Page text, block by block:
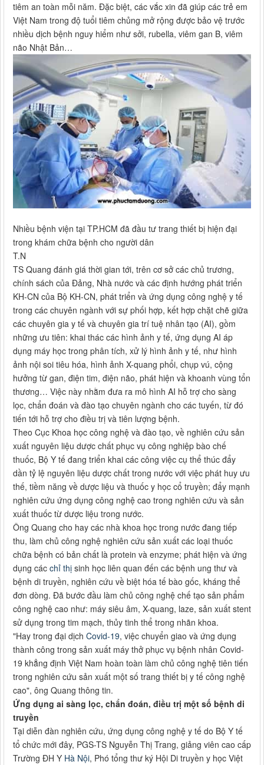
tiêm an toàn mỗi năm. Đặc biệt, các vắc xin đã giúp các trẻ em
Việt Nam trong độ tuổi tiêm chủng mở rộng được bảo vệ trước
nhiều dịch bệnh nguy hiểm như sởi, rubella, viêm gan B, viêm
não Nhật Bản…
Nhiều bệnh viện tại TP.HCM đã đầu tư trang thiết bị hiện đại
trong khám chữa bệnh cho người dân
T.N
TS Quang đánh giá thời gian tới, trên cơ sở các chủ trương,
chính sách của Đảng, Nhà nước và các định hướng phát triển
KH-CN của Bộ KH-CN, phát triển và ứng dụng công nghệ y tế
trong các chuyên ngành với sự phối hợp, kết hợp chặt chẽ giữa
các chuyên gia y tế và chuyên gia trí tuệ nhân tạo (AI), gồm
những ưu tiên: khai thác các hình ảnh y tế, ứng dụng AI áp
dụng máy học trong phân tích, xử lý hình ảnh y tế, như hình
ảnh nội soi tiêu hóa, hình ảnh X-quang phổi, chụp vú, cộng
hưởng từ gan, điện tim, điện não, phát hiện và khoanh vùng tổn
thương… Việc này nhằm đưa ra mô hình AI hỗ trợ cho sàng
lọc, chẩn đoán và đào tạo chuyên ngành cho các tuyến, từ đó
tiến tới hỗ trợ cho điều trị và tiên lượng bệnh.
Theo Cục Khoa học công nghệ và đào tạo, về nghiên cứu sản
xuất nguyên liệu dược chất phục vụ công nghiệp bào chế
thuốc, Bộ Y tế đang triển khai các công việc cụ thể thúc đẩy
dần tỷ lệ nguyên liệu dược chất trong nước với việc phát huy ưu
thế, tiềm năng về dược liệu và thuốc y học cổ truyền; đẩy mạnh
nghiên cứu ứng dụng công nghệ cao trong nghiên cứu và sản
xuất thuốc từ dược liệu trong nước.
Ông Quang cho hay các nhà khoa học trong nước đang tiếp
thu, làm chủ công nghệ nghiên cứu sản xuất các loại thuốc
chữa bệnh có bản chất là protein và enzyme; phát hiện và ứng
dụng các chỉ thị sinh học liên quan đến các bệnh ung thư và
bệnh di truyền, nghiên cứu về biệt hóa tế bào gốc, kháng thể
đơn dòng. Đã bước đầu làm chủ công nghệ chế tạo sản phẩm
công nghệ cao như: máy siêu âm, X-quang, laze, sản xuất stent
sử dụng trong tim mạch, thủy tinh thể trong nhãn khoa.
"Hay trong đại dịch Covid-19, việc chuyển giao và ứng dụng
thành công trong sản xuất máy thở phục vụ bệnh nhân Covid-
19 khẳng định Việt Nam hoàn toàn làm chủ công nghệ tiên tiến
trong nghiên cứu sản xuất một số trang thiết bị y tế công nghệ
cao", ông Quang thông tin.
Ứng dụng ai sàng lọc, chẩn đoán, điều trị một số bệnh di
truyền
Tại diễn đàn nghiên cứu, ứng dụng công nghệ y tế do Bộ Y tế
tổ chức mới đây, PGS-TS Nguyễn Thị Trang, giảng viên cao cấp
Trường ĐH Y Hà Nội, Phó tổng thư ký Hội Di truyền y học Việt